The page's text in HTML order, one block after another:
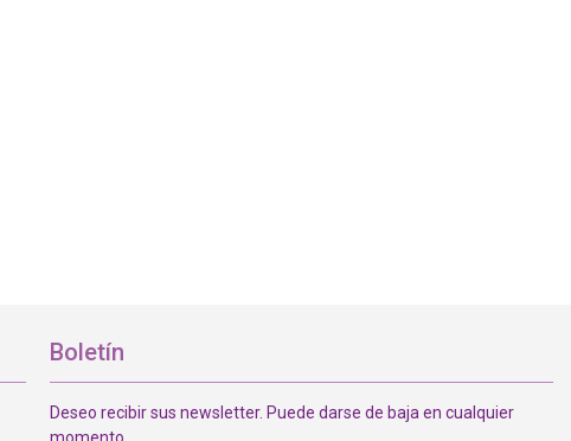
Boletín
Deseo recibir sus newsletter. Puede darse de baja en cualquier